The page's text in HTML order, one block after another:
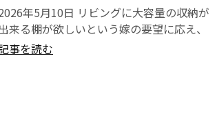
年5月10日 リビングに大容量の収納が
来る棚が欲しいという嫁の要望に応え、
々遊びまくったゴールデンウィークの後半
事を読む